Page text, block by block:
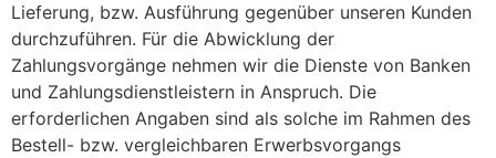
Lieferung, bzw. Ausführung gegenüber unseren Kunden
durchzuführen. Für die Abwicklung der
Zahlungsvorgänge nehmen wir die Dienste von Banken
und Zahlungsdienstleistern in Anspruch. Die
erforderlichen Angaben sind als solche im Rahmen des
Bestell- bzw. vergleichbaren Erwerbsvorgangs